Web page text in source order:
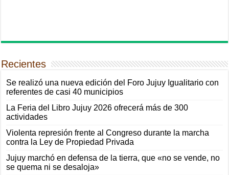
Recientes
Se realizó una nueva edición del Foro Jujuy Igualitario con
referentes de casi 40 municipios
La Feria del Libro Jujuy 2026 ofrecerá más de 300
actividades
Violenta represión frente al Congreso durante la marcha
contra la Ley de Propiedad Privada
Jujuy marchó en defensa de la tierra, que «no se vende, no
se quema ni se desaloja»